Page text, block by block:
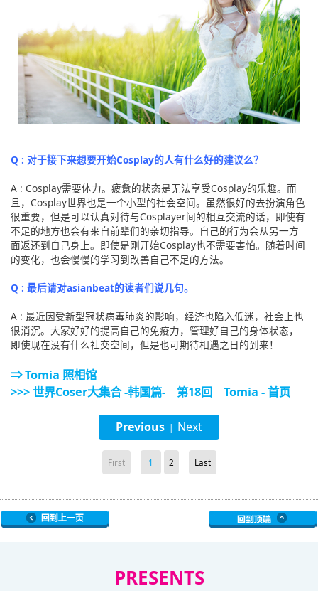
Q : 对于接下来想要开始Cosplay的人有什么好的建议么？
A : Cosplay需要体力。疲惫的状态是无法享受Cosplay的乐趣。而
且，Cosplay世界也是一个小型的社会空间。虽然很好的去扮演角色
很重要，但是可以认真对待与Cosplayer间的相互交流的话，即使有
不足的地方也会有来自前辈们的亲切指导。自己的行为会从另一方
面返还到自己身上。即使是刚开始Cosplay也不需要害怕。随着时间
的变化，也会慢慢的学习到改善自己不足的方法。
Q : 最后请对asianbeat的读者们说几句。
A : 最近因受新型冠状病毒肺炎的影响，经济也陷入低迷，社会上也
很消沉。大家好好的提高自己的免疫力，管理好自己的身体状态，
即使现在没有什么社交空间，但是也可期待相遇之日的到来！
⇒ Tomia 照相馆
>>> 世界Coser大集合 -韩国篇- 第18回 Tomia - 首页
Previous | Next
First 1 2 Last
PRESENTS